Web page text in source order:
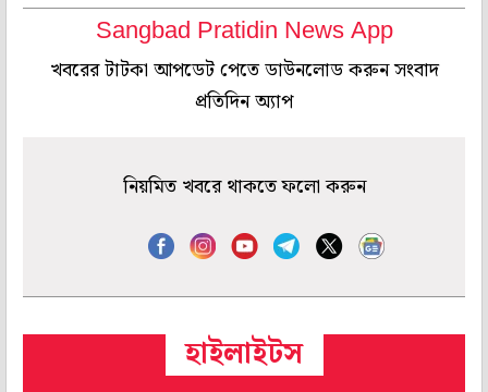
Sangbad Pratidin News App
খবরের টাটকা আপডেট পেতে ডাউনলোড করুন সংবাদ
প্রতিদিন অ্যাপ
নিয়মিত খবরে থাকতে ফলো করুন
হাইলাইটস